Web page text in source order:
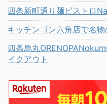
四条新町通り麺ビストロ
キッチンゴン六角店で名
四条烏丸
イクアウト